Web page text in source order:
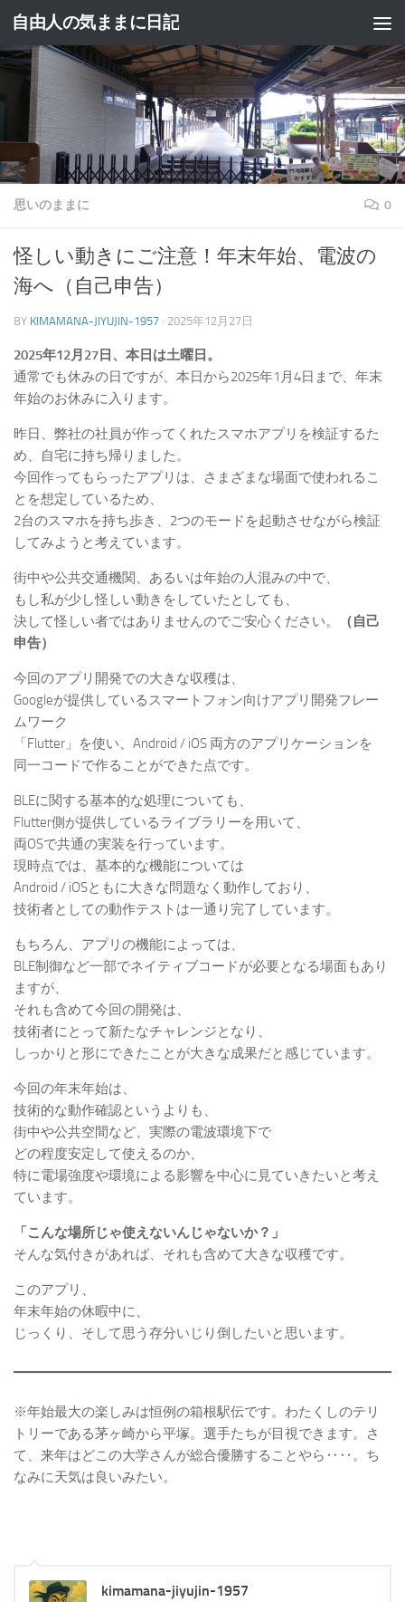
コンテンツへスキップ
自由人の気ままに日記
思いのままに 0
怪しい動きにご注意！年末年始、電波の
海へ（自己申告）
BY KIMAMANA-JIYUJIN-1957 · 2025年12月27日
2025年12月27日、本日は土曜日。
通常でも休みの日ですが、本日から2025年1月4日まで、年末
年始のお休みに入ります。
昨日、弊社の社員が作ってくれたスマホアプリを検証するた
め、自宅に持ち帰りました。
今回作ってもらったアプリは、さまざまな場面で使われるこ
とを想定しているため、
2台のスマホを持ち歩き、2つのモードを起動させながら検証
してみようと考えています。
街中や公共交通機関、あるいは年始の人混みの中で、
もし私が少し怪しい動きをしていたとしても、
決して怪しい者ではありませんのでご安心ください。
（自己
申告）
今回のアプリ開発での大きな収穫は、
Googleが提供しているスマートフォン向けアプリ開発フレー
ムワーク
「Flutter」を使い、Android / iOS 両方のアプリケーションを
同一コードで作ることができた点です。
BLEに関する基本的な処理についても、
Flutter側が提供しているライブラリーを用いて、
両OSで共通の実装を行っています。
現時点では、基本的な機能については
Android / iOSともに大きな問題なく動作しており、
技術者としての動作テストは一通り完了しています。
もちろん、アプリの機能によっては、
BLE制御など一部でネイティブコードが必要となる場面もあり
ますが、
それも含めて今回の開発は、
技術者にとって新たなチャレンジとなり、
しっかりと形にできたことが大きな成果だと感じています。
今回の年末年始は、
技術的な動作確認というよりも、
街中や公共空間など、実際の電波環境下で
どの程度安定して使えるのか、
特に電場強度や環境による影響を中心に見ていきたいと考え
ています。
「こんな場所じゃ使えないんじゃないか？」
そんな気付きがあれば、それも含めて大きな収穫です。
このアプリ、
年末年始の休暇中に、
じっくり、そして思う存分いじり倒したいと思います。
※年始最大の楽しみは恒例の箱根駅伝です。わたくしのテリ
トリーである茅ヶ崎から平塚。選手たちが目視できます。さ
て、来年はどこの大学さんが総合優勝することやら‥‥。ち
なみに天気は良いみたい。
kimamana-jiyujin-1957